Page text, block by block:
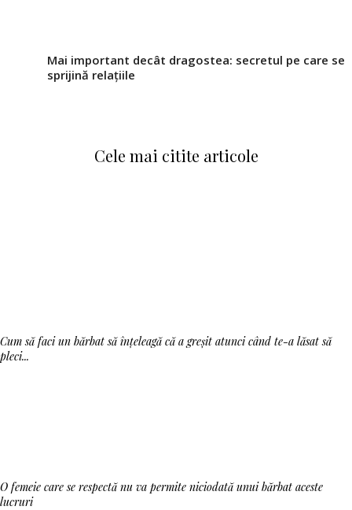
Mai important decât dragostea: secretul pe care se
sprijină relațiile
Cele mai citite articole
Cum să faci un bărbat să înțeleagă că a greșit atunci când te-a lăsat să
pleci...
O femeie care se respectă nu va permite niciodată unui bărbat aceste
lucruri